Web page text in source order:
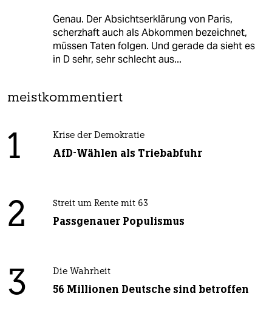
Genau. Der Absichtserklärung von Paris,
scherzhaft auch als Abkommen bezeichnet,
müssen Taten folgen. Und gerade da sieht es
in D sehr, sehr schlecht aus...
meistkommentiert
1 Krise der Demokratie
AfD-Wählen als Triebabfuhr
2 Streit um Rente mit 63
Passgenauer Populismus
3 Die Wahrheit
56 Millionen Deutsche sind betroffen